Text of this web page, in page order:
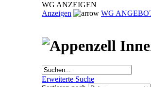
WG ANZEIGEN
Anzeigen
WG
Erweiterte Suche